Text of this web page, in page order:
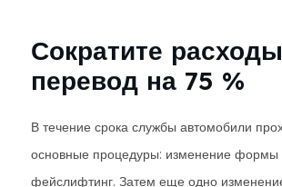
Сократите
перевод на 75 %
В течение срока службы автомобили
основные процедуры: изменение формы
фейслифтинг. Затем еще одно